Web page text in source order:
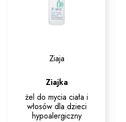
Ziaja
Ziajka
żel do mycia ciała i
włosów dla dzieci
hypoalergiczny